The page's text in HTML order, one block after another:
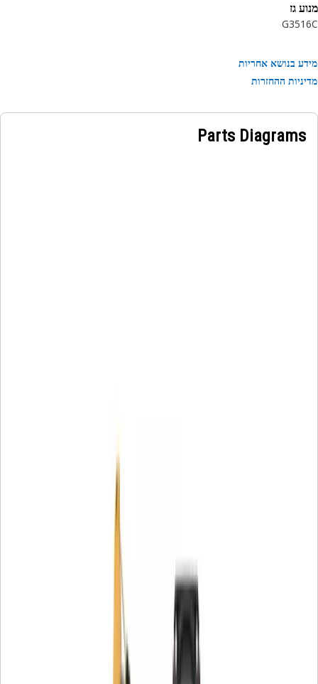
The Right Hand Jacket Water Heater is used to
engine coolant temperature on the right side of the
wear, and supporting immediate load
גז
בנושא אחריות
ההחזרות
Parts Diagrams